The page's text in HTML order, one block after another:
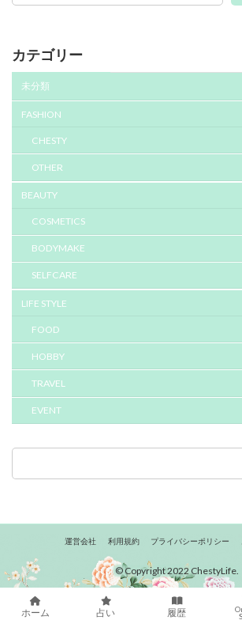
カテゴリー
未分類
FASHION
CHESTY
OTHER
BEAUTY
COSMETICS
BODYMAKE
SELFCARE
LIFE STYLE
FOOD
HOBBY
TRAVEL
EVENT
検
運営会社 利用規約 プライバシーポリシー
© Copyright 2022 ChestyLife.
ホーム 占い 履歴